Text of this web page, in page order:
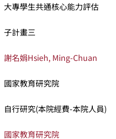
大專學生共通核心能力評估
子計畫三
謝名娟Hsieh, Ming-Chuan
國家教育研究院
自行研究(本院經費-本院人員)
國家教育研究院